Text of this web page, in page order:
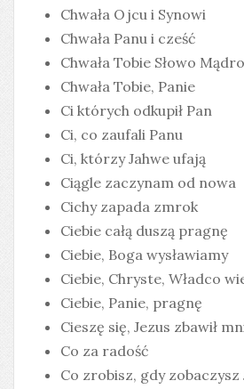
Chwała Ojcu i Synowi
Chwała Panu i cześć
Chwała Tobie Słowo
Chwała Tobie, Panie
Ci których odkupił Pan
Ci, co zaufali Panu
Ci, którzy Jahwe ufają
Ciągle zaczynam od nowa
Cichy zapada zmrok
Ciebie całą duszą pragnę
Ciebie, Boga wysławiamy
Ciebie, Chryste, Władco
Ciebie, Panie, pragnę
Cieszę się, Jezus zbawił
Co za radość
Co zrobisz, gdy zobaczysz